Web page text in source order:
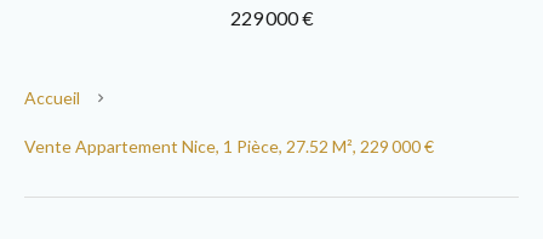
229 000 €
Accueil
Vente Appartement Nice, 1 Pièce, 27.52 M², 229 000 €